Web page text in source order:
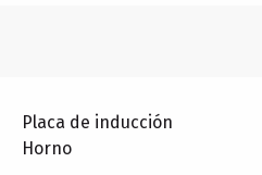
Placa de inducción
Horno